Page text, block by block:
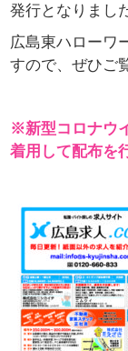
発行となりまし
広島東ハローワ
すので、ぜひご
※新型コロナウ
着用して配布を